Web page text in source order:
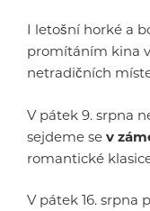
I letošní horké a
promítáním kina
netradičních
V pátek 9. srpna
sejdeme se v
romantické
V pátek 16. srpna